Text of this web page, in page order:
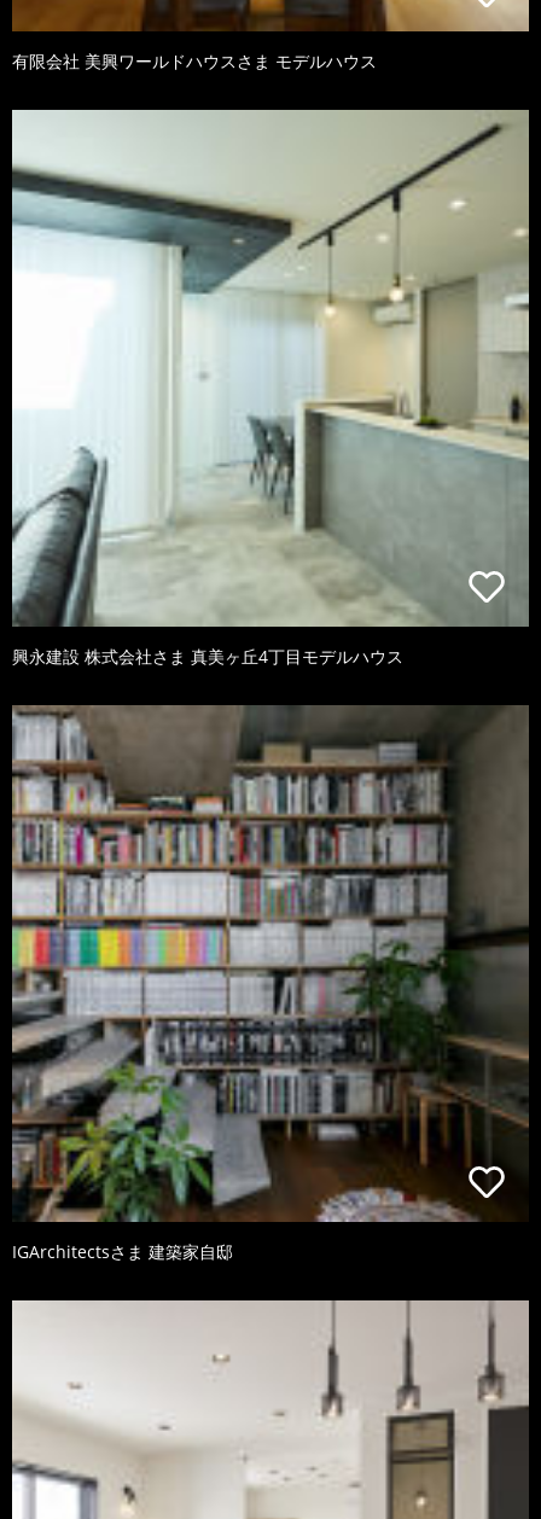
有限会社 美興ワールドハウスさま モデルハウス
興永建設 株式会社さま 真美ヶ丘4丁目モデルハウス
IGArchitectsさま 建築家自邸